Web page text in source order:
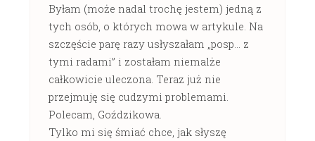
Byłam (może nadal trochę jestem) jedną z
tych osób, o których mowa w artykule. Na
szczęście parę razy usłyszałam „posp… z
tymi radami” i zostałam niemalże
całkowicie uleczona. Teraz już nie
przejmuję się cudzymi problemami.
Polecam, Goździkowa.
Tylko mi się śmiać chce, jak słyszę